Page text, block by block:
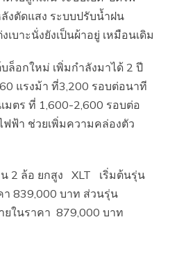
งตัดแสง ระบบปรับน้ำฝน
บาะนั่งยังเป็นผ้าอยู่ เหมือนเดิม
ล็อกใหม่ เพิ่มกำลังมาได้ 2 ปี
แรงม้า ที่3,200 รอบต่อนาที
มตร ที่ 1,600-2,600 รอบต่อ
ฟ้า ช่วยเพิ่มความคล่องตัว
2 ล้อ ยกสูง XLT เริ่มต้นรุ่น
า 839,000 บาท ส่วนรุ่น
ยในราคา 879,000 บาท